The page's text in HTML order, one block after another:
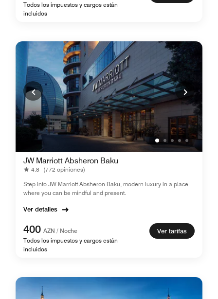
Todos los impuestos y cargos están
incluidos
JW Marriott Absheron Baku
4.8
(772 opiniones)
Step into JW Marriott Absheron Baku, modern luxury in a place
where you can be mindful and present.
Ver detalles
400 AZN / Noche
Todos los impuestos y cargos están
incluidos
Ver tarifas